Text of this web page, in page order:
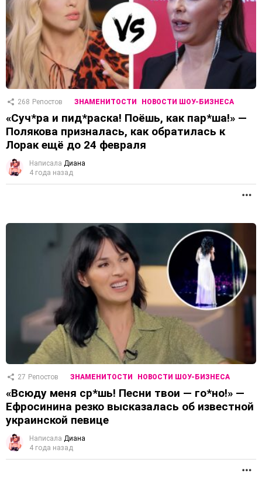
268 Репостов ЗНАМЕНИТОСТИ НОВОСТИ ШОУ-БИЗНЕСА
«Суч*ра и пид*раска! Поёшь, как пар*ша!» —
Полякова призналась, как обратилась к
Лорак ещё до 24 февраля
Написала Диана
4 года назад
27 Репостов ЗНАМЕНИТОСТИ НОВОСТИ ШОУ-БИЗНЕСА
«Всюду меня ср*шь! Песни твои — го*но!» —
Ефросинина резко высказалась об известной
украинской певице
Написала Диана
4 года назад